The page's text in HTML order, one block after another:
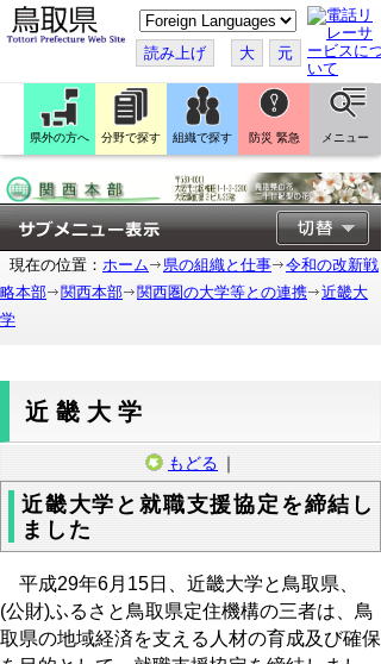
こ
の
ペ
ー
ジ
翻
訳
す
読み上げ 大 元
県外の方へ 分野で探す 組織で探す 防災 緊急 メニュー
現在の位置： ホーム 県の組織と仕事
令和の改新戦
略本部
関西本部 関西圏の大学等との連携
近畿大
学
近畿大学
もどる ｜
近畿大学と就職支援協定を締結し
ました
平成29年6月15日、近畿大学と鳥取県、
(公財)ふるさと鳥取県定住機構の三者は、鳥
取県の地域経済を支える人材の育成及び確保